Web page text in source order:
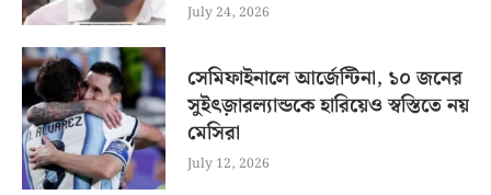
July 24, 2026
সেমিফাইনালে আর্জেন্টিনা, ১০ জনের
সুইৎজ়ারল্যান্ডকে হারিয়েও স্বস্তিতে নয়
মেসিরা
July 12, 2026